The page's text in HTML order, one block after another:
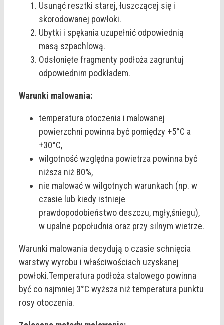
Usunąć resztki starej, łuszczącej się i
skorodowanej powłoki.
Ubytki i spękania uzupełnić odpowiednią
masą szpachlową.
Odsłonięte fragmenty podłoża zagruntuj
odpowiednim podkładem.
Warunki malowania:
temperatura otoczenia i malowanej
powierzchni powinna być pomiędzy +5°C a
+30°C,
wilgotność względna powietrza powinna być
niższa niż 80%,
nie malować w wilgotnych warunkach (np. w
czasie lub kiedy istnieje
prawdopodobieństwo deszczu, mgły,śniegu),
w upalne popołudnia oraz przy silnym wietrze.
Warunki malowania decydują o czasie schnięcia
warstwy wyrobu i właściwościach uzyskanej
powłoki.Temperatura podłoża stalowego powinna
być co najmniej 3°C wyższa niż temperatura punktu
rosy otoczenia.